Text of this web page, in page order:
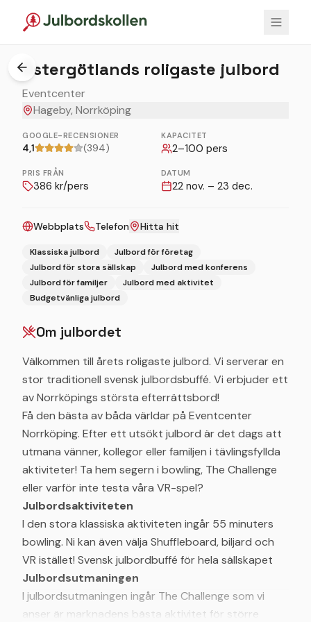
1/
Östergötlands roligaste julbord
Eventcenter
Hageby, Norrköping
GOOGLE-RECENSIONER
4,1 (394)
KAPACITET
2–100 pers
PRIS FRÅN
386 kr/pers
DATUM
22 nov. – 23 dec.
Webbplats Telefon Hitta hit
Klassiska julbord
Julbord för företag
Julbord för stora sällskap
Julbord med konferens
Julbord för familjer
Julbord med aktivitet
Budgetvänliga julbord
Om julbordet
Välkommen till årets roligaste julbord. Vi serverar en
stor traditionell svensk julbordsbuffé. Vi erbjuder ett
av Norrköpings största efterrättsbord!
Få den bästa av båda världar på Eventcenter
Norrköping. Efter ett utsökt julbord är det dags att
utmana vänner, kollegor eller familjen i tävlingsfyllda
aktiviteter! Ta hem segern i bowling, The Challenge
eller varför inte testa våra VR-spel?
Julbordsaktiviteten
I den stora klassiska aktiviteten ingår 55 minuters
bowling. Ni kan även välja Shuffleboard, biljard och
VR istället! Svensk julbordbuffé för hela sällskapet
Julbordsutmaningen
I julbordsutmaningen ingår The Challenge som vi
anser är marknadens bästa aktivitet för större